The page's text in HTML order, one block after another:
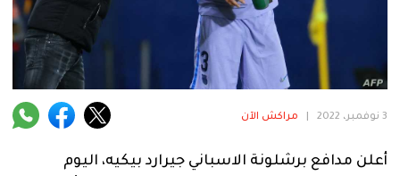
منوعة
آراء 3 نوفمبر، 2022 مراكش الآن
أعلن مدافع برشلونة الاسباني جيرارد بيكيه، اليوم